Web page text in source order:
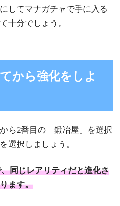
してマナガチャで手に入る
十分でしょう。
から強化をしよ
ら2番目の「鍛冶屋」を選択
選択しましょう。
同じレアリティだと進化さ
ます。